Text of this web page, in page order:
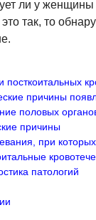
ли у
так, то
посткоитальных
причины
половых
причины
при
патологий